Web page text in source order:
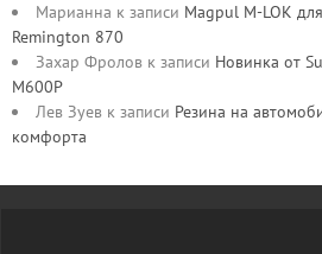
Марианна к записи Magpul M-LOK
Remington 870
Захар Фролов к записи Новинка от
M600P
Лев Зуев к записи Резина на
комфорта